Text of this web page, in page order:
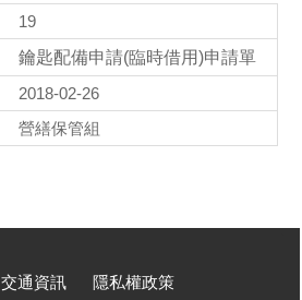
19
鑰匙配備申請(臨時借用)申請單
2018-02-26
營繕保管組
交通資訊 隱私權政策